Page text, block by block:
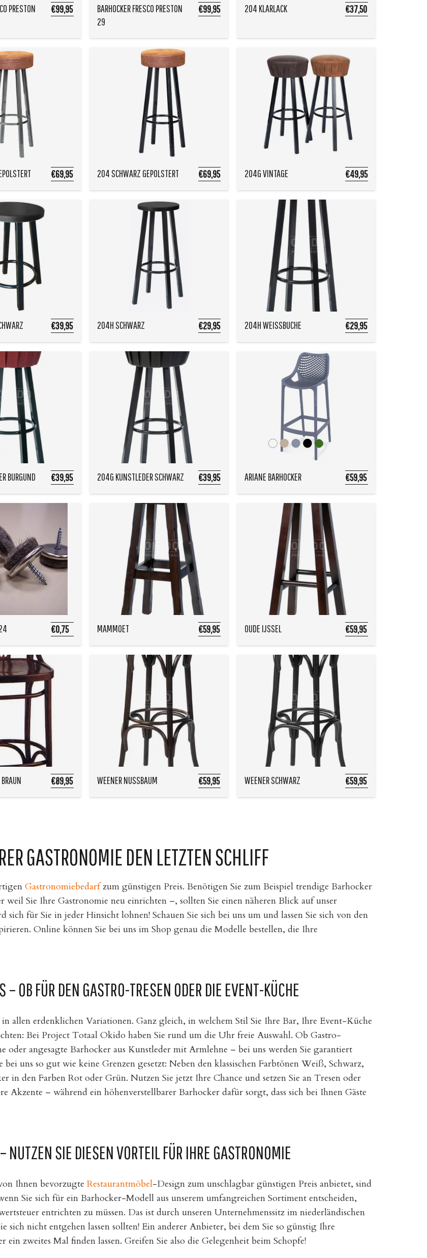
PRESTON
€99,95
BARHOCKER FRESCO PRESTON
29
€99,95 204 KLARLACK €37,50
€69,95 204 SCHWARZ GEPOLSTERT €69,95 204G VINTAGE €49,95
€39,95 204H SCHWARZ €29,95 204H WEISSBUCHE €29,95
BURGUND €39,95 204G KUNSTLEDER SCHWARZ €39,95 ARIANE BARHOCKER €59,95
€0,75 MAMMOET €59,95 OUDE IJSSEL €59,95
€89,95 WEENER NUSSBAUM €59,95 WEENER SCHWARZ €59,95
GASTRONOMIE DEN LETZTEN SCHLIFF
Gastronomiebedarfzum günstigen Preis. Benötigen Sie zum Beispiel trendige Barhocker
weil Sie Ihre Gastronomie neu einrichten –, sollten Sie einen näheren Blick auf unser
für Sie in jeder Hinsicht lohnen! Schauen Sie sich bei uns um und lassen Sie sich von den
Online können Sie bei uns im Shop genau die Modelle bestellen, die Ihre
OB FÜR DEN GASTRO-TRESEN ODER DIE EVENT-KÜCHE
allen erdenklichen Variationen. Ganz gleich, in welchem Stil Sie Ihre Bar, Ihre Event-Küche
Bei Project Totaal Okido haben Sie rund um die Uhr freie Auswahl. Ob Gastro-
oder angesagte Barhocker aus Kunstleder mit Armlehne – bei uns werden Sie garantiert
uns so gut wie keine Grenzen gesetzt: Neben den klassischen Farbtönen Weiß, Schwarz,
in den Farben Rot oder Grün. Nutzen Sie jetzt Ihre Chance und setzen Sie an Tresen oder
Akzente – während ein höhenverstellbarer Barhocker dafür sorgt, dass sich bei Ihnen Gäste
NUTZEN SIE DIESEN VORTEIL FÜR IHRE GASTRONOMIE
Ihnen bevorzugte Restaurantmöbel-Design zum unschlagbar günstigen Preis anbietet, sind
Sie sich für ein Barhocker-Modell aus unserem umfangreichen Sortiment entscheiden,
entrichten zu müssen. Das ist durch unseren Unternehmenssitz im niederländischen
sich nicht entgehen lassen sollten! Ein anderer Anbieter, bei dem Sie so günstig Ihre
zweites Mal finden lassen. Greifen Sie also die Gelegenheit beim Schopfe!